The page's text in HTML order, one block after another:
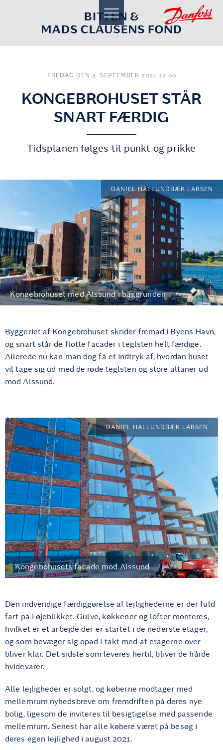
toggle
navigation
FREDAG DEN 3. SEPTEMBER 2021 12.00
KONGEBROHUSET STÅR
SNART FÆRDIG
Tidsplanen følges til punkt og prikke
Kongebrohuset med Alssund i baggrunden
DANIEL HALLUNDBÆK LARSEN
Byggeriet af Kongebrohuset skrider fremad i Byens Havn,
og snart står de flotte facader i teglsten helt færdige.
Allerede nu kan man dog få et indtryk af, hvordan huset
vil tage sig ud med de røde teglsten og store altaner ud
mod Alssund.
Kongebohusets facade mod Alssund
DANIEL HALLUNDBÆK LARSEN
Den indvendige færdiggørelse af lejlighederne er der fuld
fart på i øjeblikket. Gulve, køkkener og lofter monteres,
hvilket er et arbejde der er startet i de nederste etager,
og som bevæger sig opad i takt med at etagerne over
bliver klar. Det sidste som leveres hertil, bliver de hårde
hvidevarer.
Alle lejligheder er solgt, og køberne modtager med
mellemrum nyhedsbreve om fremdriften på deres nye
bolig, ligesom de inviteres til besigtigelse med passende
mellemrum. Senest har alle købere været på besøg i
deres egen lejlighed i august 2021.